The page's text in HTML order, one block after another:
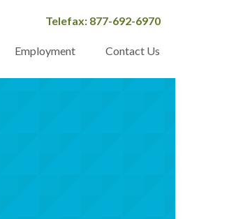
Telefax: 877-692-6970
Employment Contact Us